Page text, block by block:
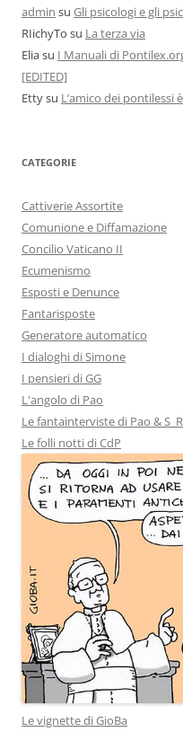
admin su Gli psicologi e gli
RIichyTo su La terza via
Eliasu I Manuali di
[EDITED]
Ettysu L’amico dei pontilessi
CATEGORIE
Cattiverie Assortite
Comunione e Diffamazione
Concilio Vaticano II
Ecumenismo
Esposti e Denunce
Fantarisposte
Generatore automatico
I dialoghi di Simone
I pensieri di GG
L'angolo di Pao
Le fantainterviste di Pao &
Le folli notti di CdP
Le vignette di GioBa